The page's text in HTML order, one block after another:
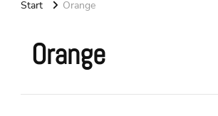
Start Orange
Orange